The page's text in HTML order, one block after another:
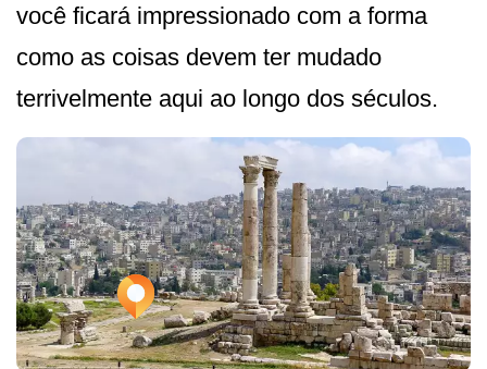
você ficará impressionado com a forma
como as coisas devem ter mudado
terrivelmente aqui ao longo dos séculos.